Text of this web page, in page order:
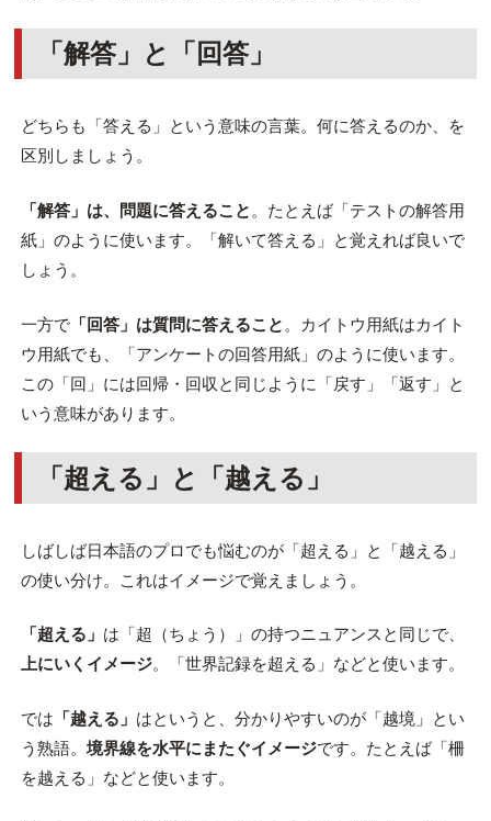
「解答」と「回答」
どちらも「答える」という意味の言葉。何に答えるのか、を
区別しましょう。
「解答」は、問題に答えること 。たとえば「テストの解答用
紙」のように使います。「解いて答える」と覚えれば良いで
しょう。
一方で「回答」は質問に答えること 。カイトウ用紙はカイト
ウ用紙でも、「アンケートの回答用紙」のように使います。
この「回」には回帰・回収と同じように「戻す」「返す」と
いう意味があります。
「超える」と「越える」
しばしば日本語のプロでも悩むのが「超える」と「越える」
の使い分け。これはイメージで覚えましょう。
「超える」 は「超（ちょう）」の持つニュアンスと同じで、
上にいくイメージ。「世界記録を超える」などと使います。
では 「越える」 はというと、分かりやすいのが「越境」とい
う熟語。境界線を水平にまたぐイメージです。たとえば「柵
を越える」などと使います。